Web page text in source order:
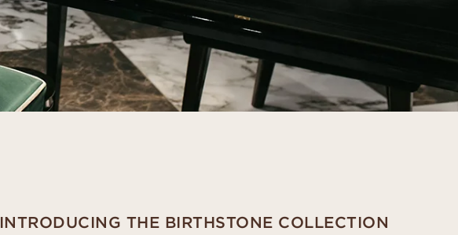
INTRODUCING THE BIRTHSTONE COLLECTION